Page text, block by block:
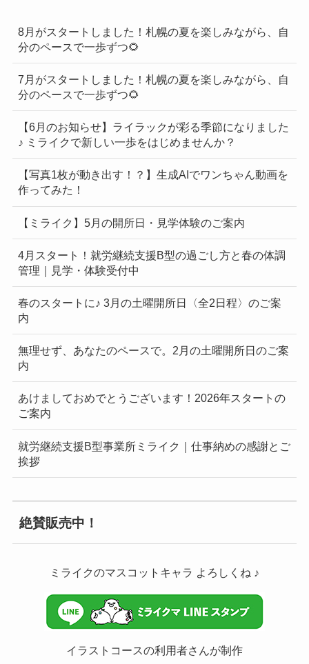
8月がスタートしました！札幌の夏を楽しみながら、自
分のペースで一歩ずつ🌻
7月がスタートしました！札幌の夏を楽しみながら、自
分のペースで一歩ずつ🌻
【6月のお知らせ】ライラックが彩る季節になりました
♪ ミライクで新しい一歩をはじめませんか？
【写真1枚が動き出す！？】生成AIでワンちゃん動画を
作ってみた！
【ミライク】5月の開所日・見学体験のご案内
4月スタート！就労継続支援B型の過ごし方と春の体調
管理｜見学・体験受付中
春のスタートに♪ 3月の土曜開所日〈全2日程〉のご案
内
無理せず、あなたのペースで。2月の土曜開所日のご案
内
あけましておめでとうございます！2026年スタートの
ご案内
就労継続支援B型事業所ミライク｜仕事納めの感謝とご
挨拶
絶賛販売中！
ミライクのマスコットキャラ よろしくね ♪
イラストコースの利用者さんが制作